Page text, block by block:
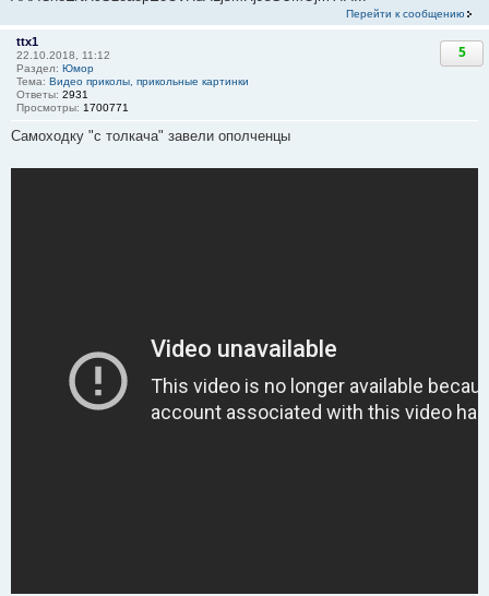
Перейти к сообщению
ttx1
22.10.2018, 11:12
Раздел: Юмор
Тема: Видео приколы, прикольные картинки
Ответы: 2931
Просмотры: 1700771
5
Самоходку "с толкача" завели ополченцы